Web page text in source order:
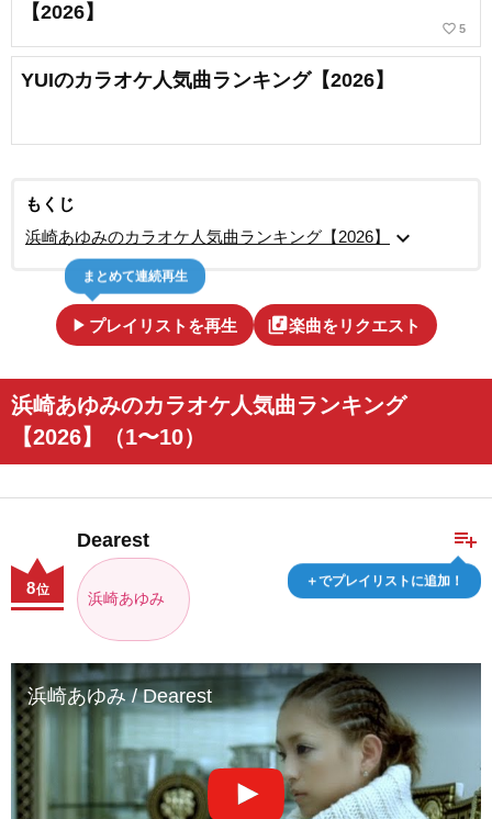
【2026】
favorite_border 5
YUIのカラオケ人気曲ランキング【2026】
もくじ
浜崎あゆみのカラオケ人気曲ランキング【2026】
expand_more
play_arrow プレイリストを再生
まとめて連続再生
library_music楽曲をリクエスト
浜崎あゆみのカラオケ人気曲ランキング
【2026】（1〜10）
playlist_add
＋でプレイリストに追加！
Dearest
浜崎あゆみ
8位
浜崎あゆみ / Dearest